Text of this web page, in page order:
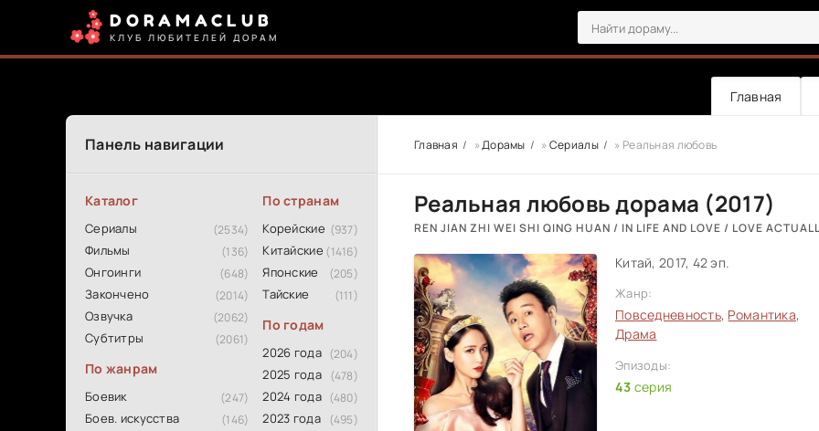
DORAMACLUB
КЛУБ ЛЮБИТЕЛЕЙ ДОРАМ
Главная
Панель навигации
Каталог
Сериалы (2534)
Фильмы (136)
Онгоинги (648)
Закончено (2014)
Озвучка (2062)
Субтитры (2061)
По жанрам
Боевик (247)
Боев. искусства (146)
По странам
Корейские (937)
Китайские (1416)
Японские (205)
Тайские (111)
По годам
2026 года (204)
2025 года (478)
2024 года (480)
2023 года (495)
Главная »Дорамы » Сериалы » Реальная любовь
Реальная любовь дорама (2017)
REN JIAN ZHI WEI SHI QING HUAN / IN LIFE AND LOVE / LOVE
Китай, 2017, 42 эп.
Жанр:
Повседневность, Романтика,
Драма
Эпизоды:
43 серия